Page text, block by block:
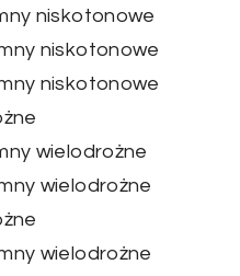
niskotonowe
niskotonowe
niskotonowe
wielodrożne
wielodrożne
wielodrożne